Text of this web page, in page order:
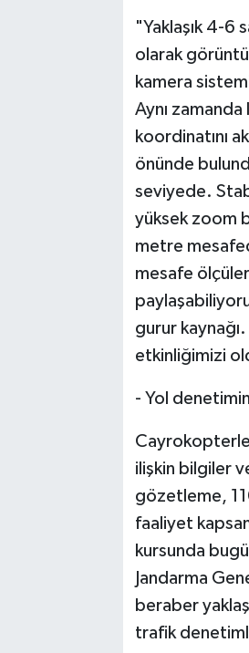
"Yaklaşık 4-6
olarak
kamera
Aynı
koordinatını
önünde
seviyede.
yüksek zoom
metre
mesafe
gurur
etkinliğimizi
- Yol
ilişkin bilgiler
gözetleme,
faaliyet
kursunda
Jandarma
beraber
trafik